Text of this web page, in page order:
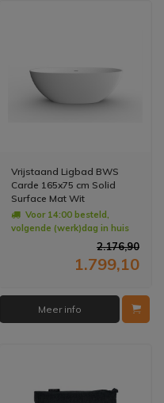
Vrijstaand Ligbad BWS
Carde 165x75 cm Solid
Surface Mat Wit
Voor 14:00 besteld,
volgende (werk)dag in huis
2.176,90
1.799,10
Meer info